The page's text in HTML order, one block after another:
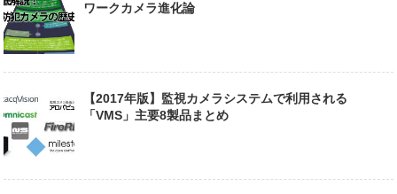
ワークカメラ進化論
【2017年版】監視カメラシステムで利用される
「VMS」主要8製品まとめ